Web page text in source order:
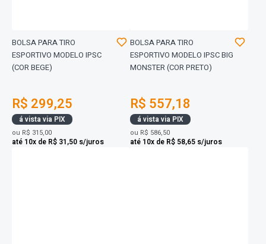
BOLSA PARA TIRO
ESPORTIVO MODELO IPSC
(COR BEGE)
R$ 299,25
á vista via PIX
ou R$ 315,00
até 10x de R$ 31,50 s/juros
BOLSA PARA TIRO
ESPORTIVO MODELO IPSC BIG
MONSTER (COR PRETO)
R$ 557,18
á vista via PIX
ou R$ 586,50
até 10x de R$ 58,65 s/juros